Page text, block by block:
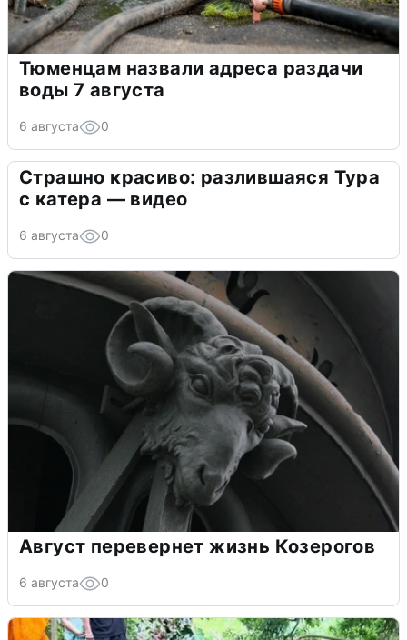
Тюменцам назвали адреса раздачи
воды 7 августа
6 августа 0
Страшно красиво: разлившаяся Тура
с катера — видео
6 августа 0
Август перевернет жизнь Козерогов
6 августа 0